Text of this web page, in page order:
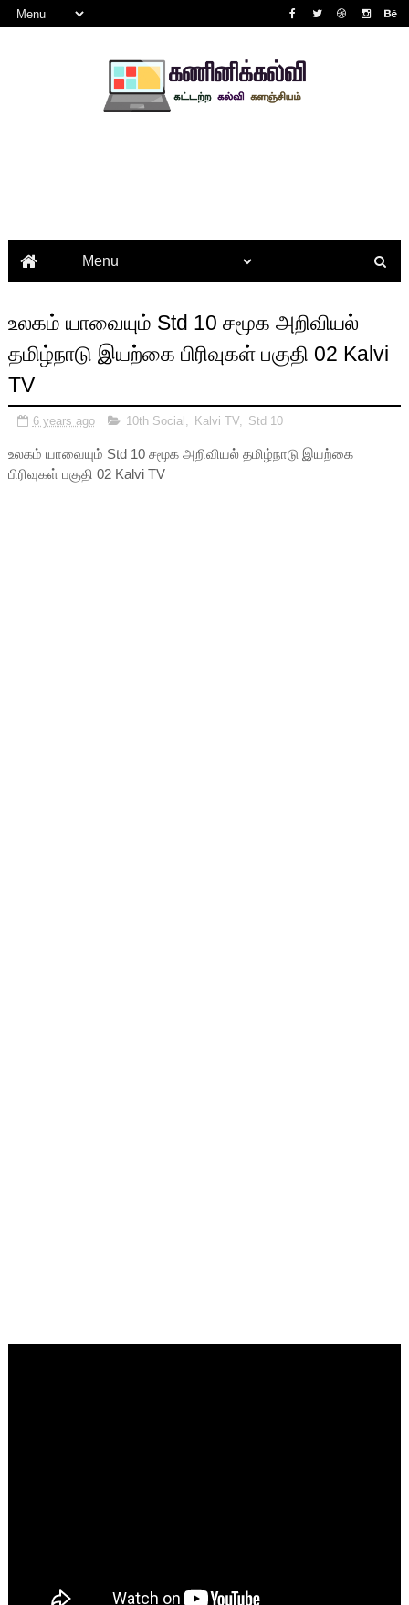
உலகம் யாவையும் Std 10 சமூக அறிவியல்
தமிழ்நாடு இயற்கை பிரிவுகள் பகுதி 02 Kalvi
TV
6 years ago 10th Social Kalvi TV, Std 10
உலகம் யாவையும் Std 10 சமூக அறிவியல் தமிழ்நாடு இயற்கை
பிரிவுகள் பகுதி 02 Kalvi TV